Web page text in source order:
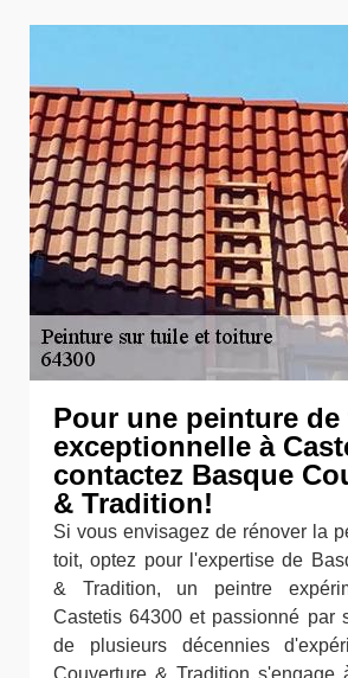
Pour une peinture
exceptionnelle à
contactez Basque
& Tradition!
Si vous envisagez de rénover la
toit, optez pour l'expertise de
& Tradition, un peintre
Castetis 64300 et passionné par
de plusieurs décennies
Couverture & Tradition s'engage